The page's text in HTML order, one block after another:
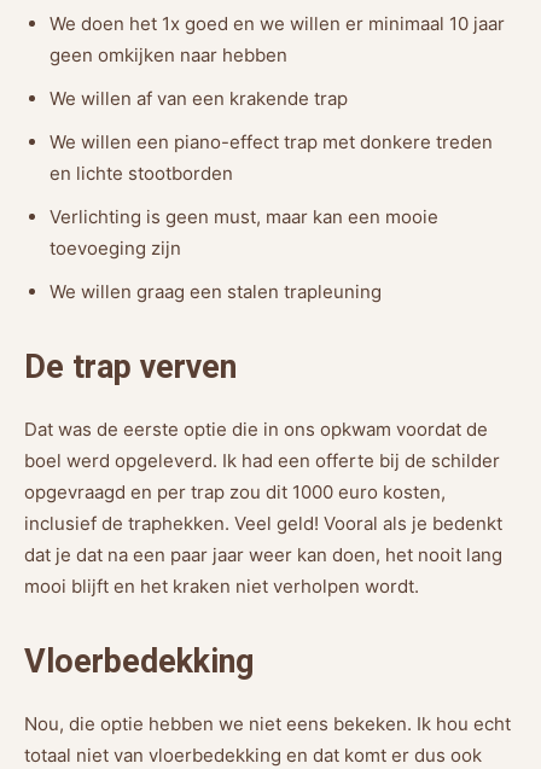
We doen het 1x goed en we willen er minimaal 10 jaar
geen omkijken naar hebben
We willen af van een krakende trap
We willen een piano-effect trap met donkere treden
en lichte stootborden
Verlichting is geen must, maar kan een mooie
toevoeging zijn
We willen graag een stalen trapleuning
De trap verven
Dat was de eerste optie die in ons opkwam voordat de
boel werd opgeleverd. Ik had een offerte bij de schilder
opgevraagd en per trap zou dit 1000 euro kosten,
inclusief de traphekken. Veel geld! Vooral als je bedenkt
dat je dat na een paar jaar weer kan doen, het nooit lang
mooi blijft en het kraken niet verholpen wordt.
Vloerbedekking
Nou, die optie hebben we niet eens bekeken. Ik hou echt
totaal niet van vloerbedekking en dat komt er dus ook